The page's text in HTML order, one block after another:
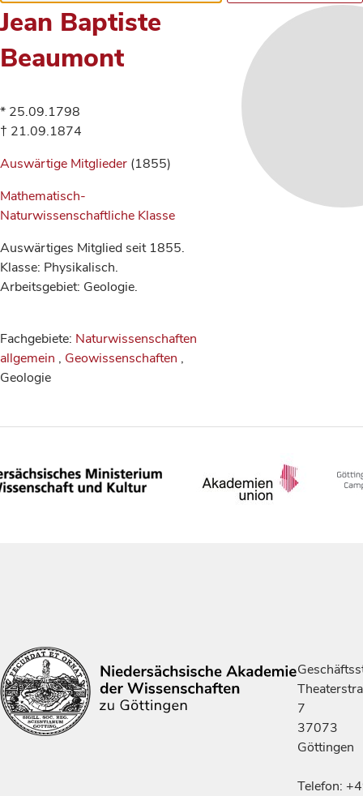
Jean Baptiste
Beaumont
* 25.09.1798
† 21.09.1874
Auswärtige Mitglieder (1855)
Mathematisch-
Naturwissenschaftliche Klasse
Auswärtiges Mitglied seit 1855.
Klasse: Physikalisch.
Arbeitsgebiet: Geologie.
Fachgebiete: Naturwissenschaften
allgemein , Geowissenschaften ,
Geologie
7
37073
Göttingen
Telefon: